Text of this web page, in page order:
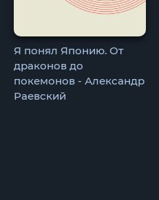
Я понял Японию. От
драконов до
покемонов - Александр
Раевский